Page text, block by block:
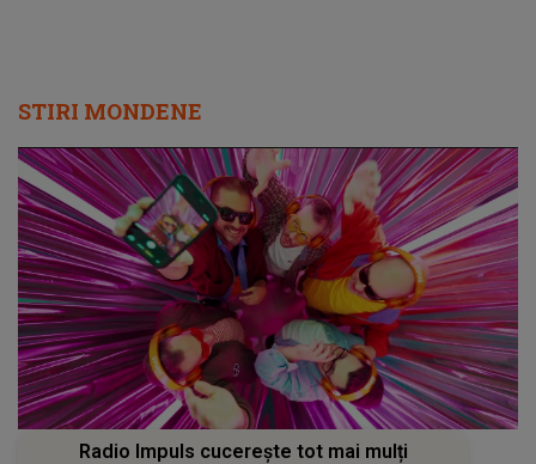
STIRI MONDENE
Radio Impuls cucerește tot mai mulți